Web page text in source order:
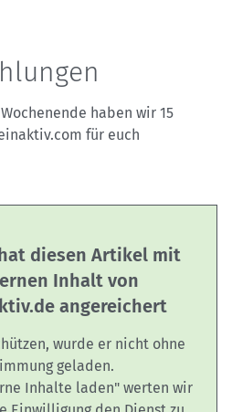
haben wir 15
für euch
diesen Artikel mit
Inhalt von
angereichert
wurde er nicht ohne
geladen.
Inhalte laden" werten wir